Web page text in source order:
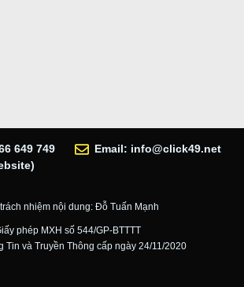
649 749
Email: info@click49.net
nhiệm nội dung: Đỗ Tuấn Mạnh
phép MXH số 544/GP-BTTTT
Tin và Truyền Thông cấp ngày 24/11/2020